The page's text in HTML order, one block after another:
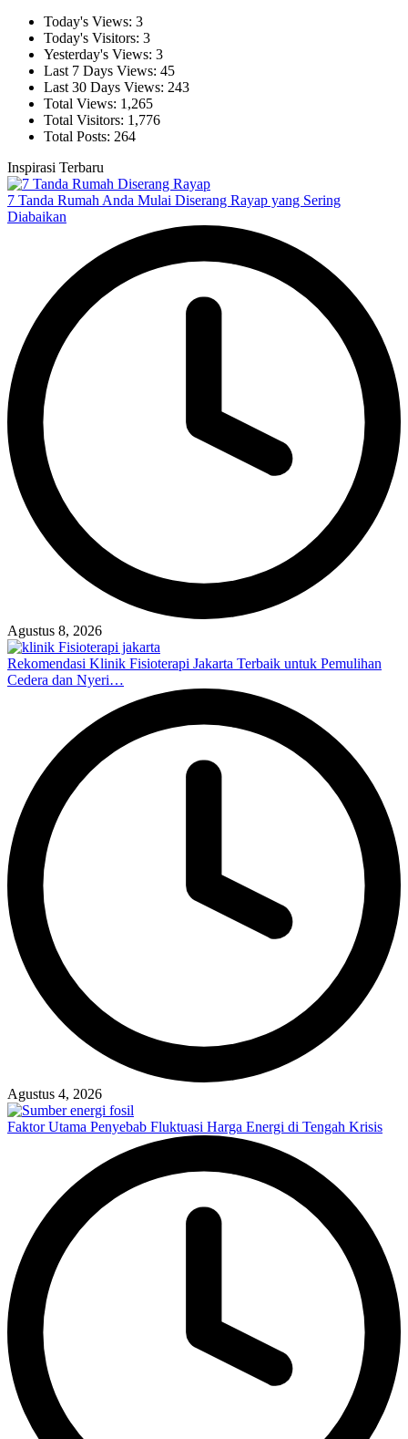
Today's Views: 3
Today's Visitors: 3
Yesterday's Views: 3
Last 7 Days Views: 45
Last 30 Days Views: 243
Total Views: 1,265
Total Visitors: 1,776
Total Posts: 264
Inspirasi Terbaru
7 Tanda Rumah Anda Mulai Diserang Rayap yang Sering
Diabaikan
Agustus 8, 2026
Rekomendasi Klinik Fisioterapi Jakarta Terbaik untuk Pemulihan
Cedera dan Nyeri…
Agustus 4, 2026
Faktor Utama Penyebab Fluktuasi Harga Energi di Tengah Krisis